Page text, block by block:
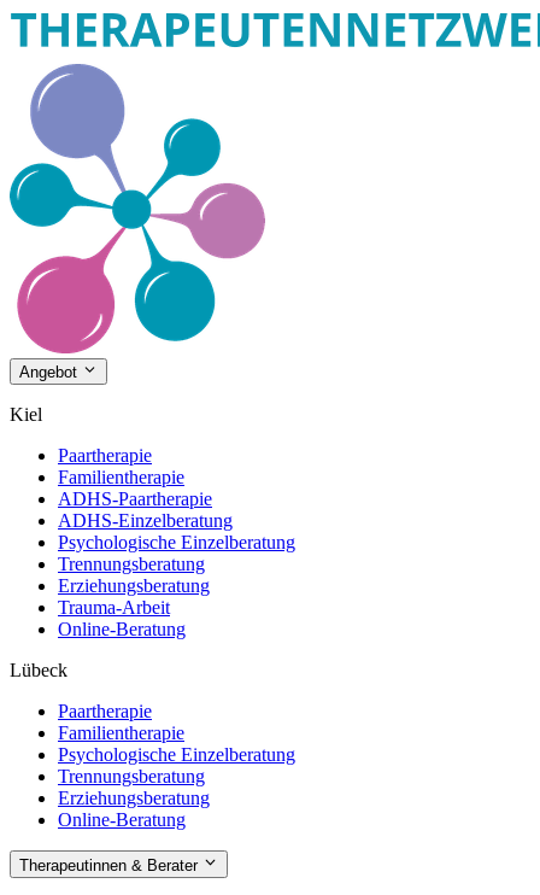
Angebot
Kiel
Paartherapie
Familientherapie
ADHS-Paartherapie
ADHS-Einzelberatung
Psychologische Einzelberatung
Trennungsberatung
Erziehungsberatung
Trauma-Arbeit
Online-Beratung
Lübeck
Paartherapie
Familientherapie
Psychologische Einzelberatung
Trennungsberatung
Erziehungsberatung
Online-Beratung
Therapeutinnen & Berater